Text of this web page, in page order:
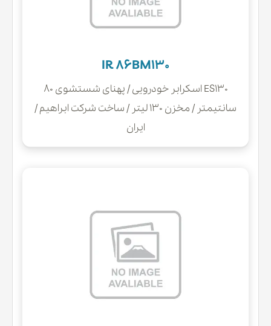
IR 86BM130
ES130 اسکرابر خودرویی / پهنای شستشوی 80
سانتیمتر / مخزن 130 لیتر / ساخت شرکت ابراهیم /
ایران